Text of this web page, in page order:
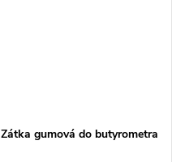
Zátka gumová do butyrometra